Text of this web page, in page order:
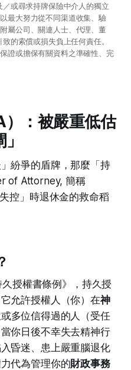
或尋求持牌保險中介人的獨立
最大努力從不同渠道收集、驗
屬公司、關連人士、代理、董
的索償或損失負上任何責任。
證或擔保有關資料之準確性、完
）：被嚴重低估
紛爭的盾牌，那麼「持
of Attorney, 簡稱
控」時退休金的救命稻
授權書條例》，持久授
允許授權人（你）在神
多位信得過的人（受任
你日後不幸失去精神行
昏迷、患上嚴重腦退化
代為管理你的財政事務